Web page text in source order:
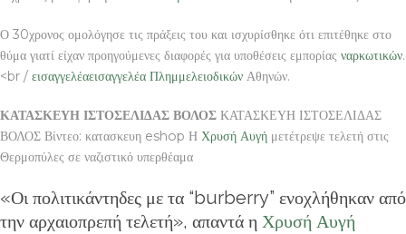
Ο 30χρονος ομολόγησε τις πράξεις του και ισχυρίσθηκε ότι επιτέθηκε στο
θύμα γιατί είχαν προηγούμενες διαφορές για υποθέσεις εμπορίας ναρκωτικών.
<br / εισαγγελέαεισαγγελέα Πλημμελειοδικών Αθηνών.
ΚΑΤΑΣΚΕΥΗ ΙΣΤΟΣΕΛΙΔΑΣ ΒΟΛΟΣ ΚΑΤΑΣΚΕΥΗ ΙΣΤΟΣΕΛΙΔΑΣ
ΒΟΛΟΣ Βίντεο: κατασκευη eshop Η Χρυσή Αυγή μετέτρεψε τελετή στις
Θερμοπύλες σε ναζιστικό υπερθέαμα
«Οι πολιτικάντηδες με τα “burberry” ενοχλήθηκαν από
την αρχαιοπρεπή τελετή», απαντά η Χρυσή Αυγή